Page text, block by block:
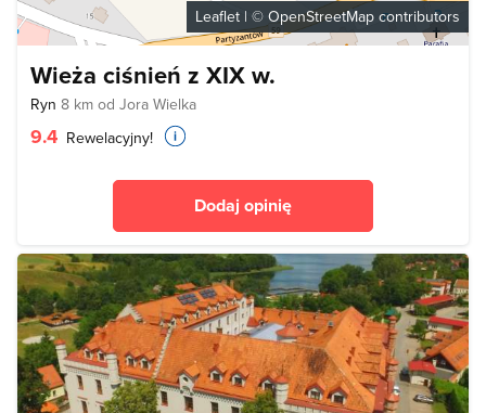
Leaflet | © OpenStreetMap contributors
Wieża ciśnień z XIX w.
Ryn 8 km od Jora Wielka
9.4 Rewelacyjny!
Dodaj opinię